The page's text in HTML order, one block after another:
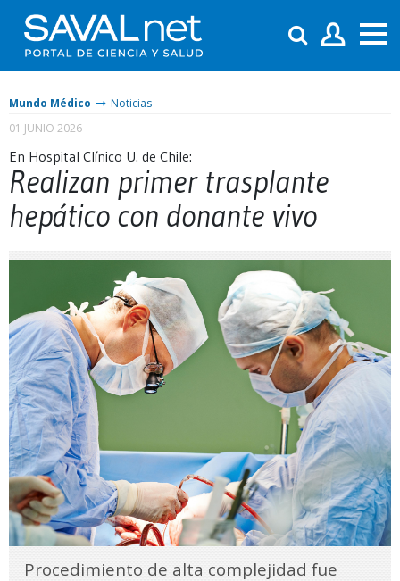
Mundo Médico
Noticias
01 JUNIO 2026
En Hospital Clínico U. de Chile:
Realizan primer trasplante
hepático con donante vivo
Procedimiento de alta complejidad fue